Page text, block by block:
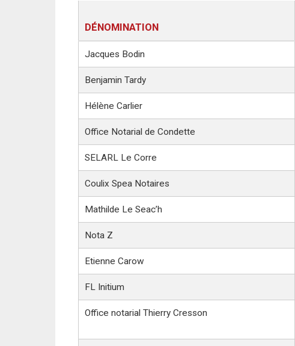
DÉNOMINATION
Jacques Bodin
Benjamin Tardy
Hélène Carlier
Office Notarial de Condette
SELARL Le Corre
Coulix Spea Notaires
Mathilde Le Seac’h
Nota Z
Etienne Carow
FL Initium
Office notarial Thierry Cresson